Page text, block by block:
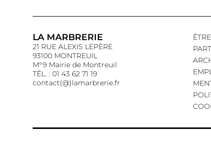
LA MARBRERIE
21 RUE ALEXIS LEPÈRE
93100 MONTREUIL
M°9 Mairie de Montreuil
TÉL. : 01 43 62 71 19
contact(@)lamarbrerie.fr